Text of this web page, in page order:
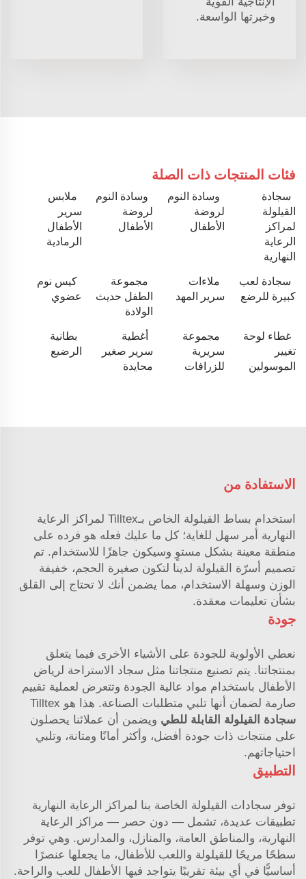
وخبرتها الواسعة.
فئات المنتجات ذات الصلة
سجادة
القيلولة
لمراكز
الرعاية
النهارية
وسادة النوم
لروضة
الأطفال
وسادة النوم
لروضة
الأطفال
ملابس
سرير
الأطفال
الرمادية
سجادة لعب
كبيرة للرضع
ملاءات
سرير المهد
مجموعة
الطفل حديث
الولادة
كيس نوم
عضوي
غطاء لوحة
تغيير
الموسولين
مجموعة
سريرية
للزرافات
أغطية
سرير صغير
محايدة
بطانية
الرضيع
الاستفادة من
استخدام بساط القيلولة الخاص بـTilltex لمراكز الرعاية
النهارية أمر سهل للغاية؛ كل ما عليك فعله هو فرده على
منطقة معينة بشكل مستوٍ وسيكون جاهزًا للاستخدام. تم
تصميم أسرّة القيلولة لدينا لتكون صغيرة الحجم، خفيفة
الوزن وسهلة الاستخدام، مما يضمن أنك لا تحتاج إلى القلق
بشأن تعليمات معقدة.
جودة
نعطي الأولوية للجودة على الأشياء الأخرى فيما يتعلق
بمنتجاتنا. يتم تصنيع منتجاتنا مثل سجاد الاستراحة لرياض
الأطفال باستخدام مواد عالية الجودة وتتعرض لعملية تقييم
صارمة لضمان أنها تلبي متطلبات الصناعة. هذا هو Tilltex
سجادة القيلولة القابلة للطي ويضمن أن عملائنا يحصلون
على منتجات ذات جودة أفضل، وأكثر أمانًا ومتانة، وتلبي
احتياجاتهم.
التطبيق
توفر سجادات القيلولة الخاصة بنا لمراكز الرعاية النهارية
تطبيقات عديدة، تشمل — دون حصر — مراكز الرعاية
النهارية، والمناطق العامة، والمنازل، والمدارس. وهي توفر
سطحًا مريحًا للقيلولة واللعب للأطفال، ما يجعلها عنصرًا
أساسيًّا في أي بيئة تقريبًا يتواجد فيها الأطفال للعب والراحة.